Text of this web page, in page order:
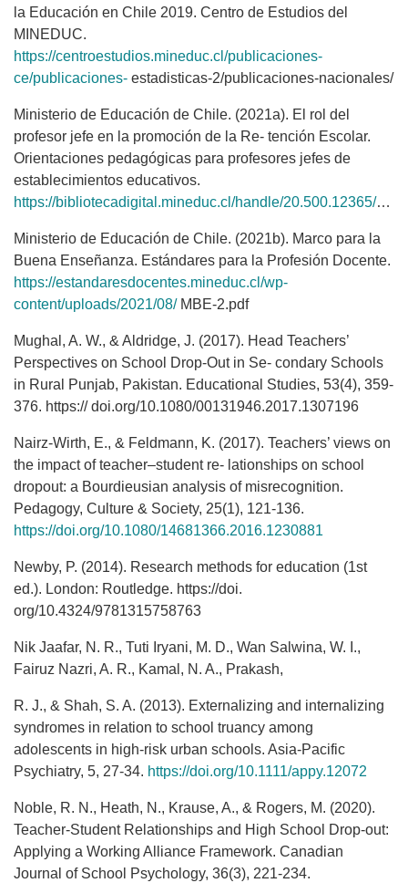
la Educación en Chile 2019. Centro de Estudios del
MINEDUC.
https://centroestudios.mineduc.cl/publicaciones-
ce/publicaciones- estadisticas-2/publicaciones-nacionales/
Ministerio de Educación de Chile. (2021a). El rol del
profesor jefe en la promoción de la Re- tención Escolar.
Orientaciones pedagógicas para profesores jefes de
establecimientos educativos.
https://bibliotecadigital.mineduc.cl/handle/20.500.12365/18901
Ministerio de Educación de Chile. (2021b). Marco para la
Buena Enseñanza. Estándares para la Profesión Docente.
https://estandaresdocentes.mineduc.cl/wp-
content/uploads/2021/08/MBE-2.pdf
Mughal, A. W., & Aldridge, J. (2017). Head Teachers’
Perspectives on School Drop-Out in Se- condary Schools
in Rural Punjab, Pakistan. Educational Studies, 53(4), 359-
376. https:// doi.org/10.1080/00131946.2017.1307196
Nairz-Wirth, E., & Feldmann, K. (2017). Teachers’ views on
the impact of teacher–student re- lationships on school
dropout: a Bourdieusian analysis of misrecognition.
Pedagogy, Culture & Society, 25(1), 121-136.
https://doi.org/10.1080/14681366.2016.1230881
Newby, P. (2014). Research methods for education (1st
ed.). London: Routledge. https://doi.
org/10.4324/9781315758763
Nik Jaafar, N. R., Tuti Iryani, M. D., Wan Salwina, W. I.,
Fairuz Nazri, A. R., Kamal, N. A., Prakash,
R. J., & Shah, S. A. (2013). Externalizing and internalizing
syndromes in relation to school truancy among
adolescents in high-risk urban schools. Asia-Pacific
Psychiatry, 5, 27-34. https://doi.org/10.1111/appy.12072
Noble, R. N., Heath, N., Krause, A., & Rogers, M. (2020).
Teacher-Student Relationships and High School Drop-out:
Applying a Working Alliance Framework. Canadian
Journal of School Psychology, 36(3), 221-234.